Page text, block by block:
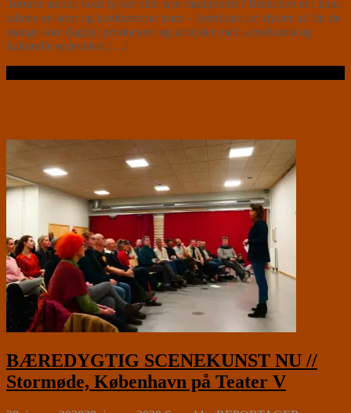
Tomme sæder, kold tyrker eller nye muligheder? Branchen er i knæ,
tabene er store og konkurserne truer – fremtiden ser dyster ud for de
mange som dagligt producerer og arbejder med scenekunst og
kulturelle oplevelser.[…]
BÆREDYGTIG SCENEKUNST NU //
Stormøde, København på Teater V